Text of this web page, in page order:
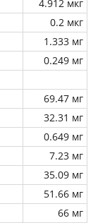
4.912 мкг
0.2 мкг
1.333 мг
0.249 мг
69.47 мг
32.31 мг
0.649 мг
7.23 мг
35.09 мг
51.66 мг
66 мг